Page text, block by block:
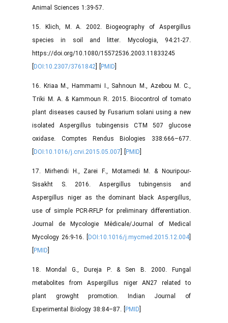
Animal Sciences 1:39-57.
15. Klich, M. A. 2002. Biogeography of Aspergillus
species in soil and litter. Mycologia, 94:21-27.
https://doi.org/10.1080/15572536.2003.11833245
[DOI:10.2307/3761842] [PMID
16. Kriaa M., Hammami I., Sahnoun M., Azebou M. C.,
Triki M. A. & Kammoun R. 2015. Biocontrol of tomato
plant diseases caused by Fusarium solani using a new
isolated Aspergillus tubingensis CTM 507 glucose
oxidase. Comptes Rendus Biologies 338:666–677.
[DOI:10.1016/j.crvi.2015.05.007] [PMID
17. Mirhendi H., Zarei F., Motamedi M. & Nouripour-
Sisakht S. 2016. Aspergillus tubingensis and
Aspergillus niger as the dominant black Aspergillus,
use of simple PCR-RFLP for preliminary differentiation.
Journal de Mycologie Médicale/Journal of Medical
Mycology 26:9-16. [DOI:10.1016/j.mycmed.2015.12.004
[PMID
18. Mondal G., Dureja P. & Sen B. 2000. Fungal
metabolites from Aspergillus niger AN27 related to
plant growght promotion. Indian Journal of
Experimental Biology 38:84–87. [PMID